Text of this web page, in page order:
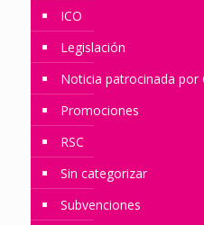
ICO
Legislación
Noticia patrocinada por
Promociones
RSC
Sin categorizar
Subvenciones